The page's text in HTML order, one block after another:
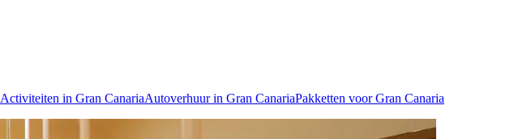
Activiteiten in Gran CanariaAutoverhuur in Gran CanariaPakketten voor Gran Canaria